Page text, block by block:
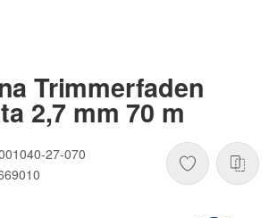
Trimmerfaden
2,7 mm 70 m
27-070